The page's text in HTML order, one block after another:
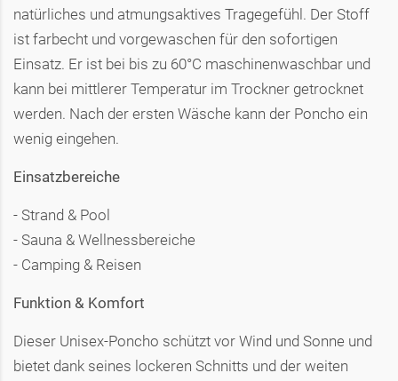
natürliches und atmungsaktives Tragegefühl. Der Stoff
ist farbecht und vorgewaschen für den sofortigen
Einsatz. Er ist bei bis zu 60°C maschinenwaschbar und
kann bei mittlerer Temperatur im Trockner getrocknet
werden. Nach der ersten Wäsche kann der Poncho ein
wenig eingehen.
Einsatzbereiche
- Strand & Pool
- Sauna & Wellnessbereiche
- Camping & Reisen
Funktion & Komfort
Dieser Unisex-Poncho schützt vor Wind und Sonne und
bietet dank seines lockeren Schnitts und der weiten